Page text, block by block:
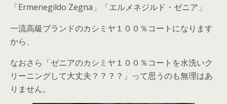
「Ermenegildo Zegna」「エルメネジルド・ゼニア」
一流高級ブランドのカシミヤ１００％コートになります
から、
なおさら「ゼニアのカシミヤ１００％コートを水洗いク
リーニングして大丈夫？？？？」って思うのも無理はあ
りません。